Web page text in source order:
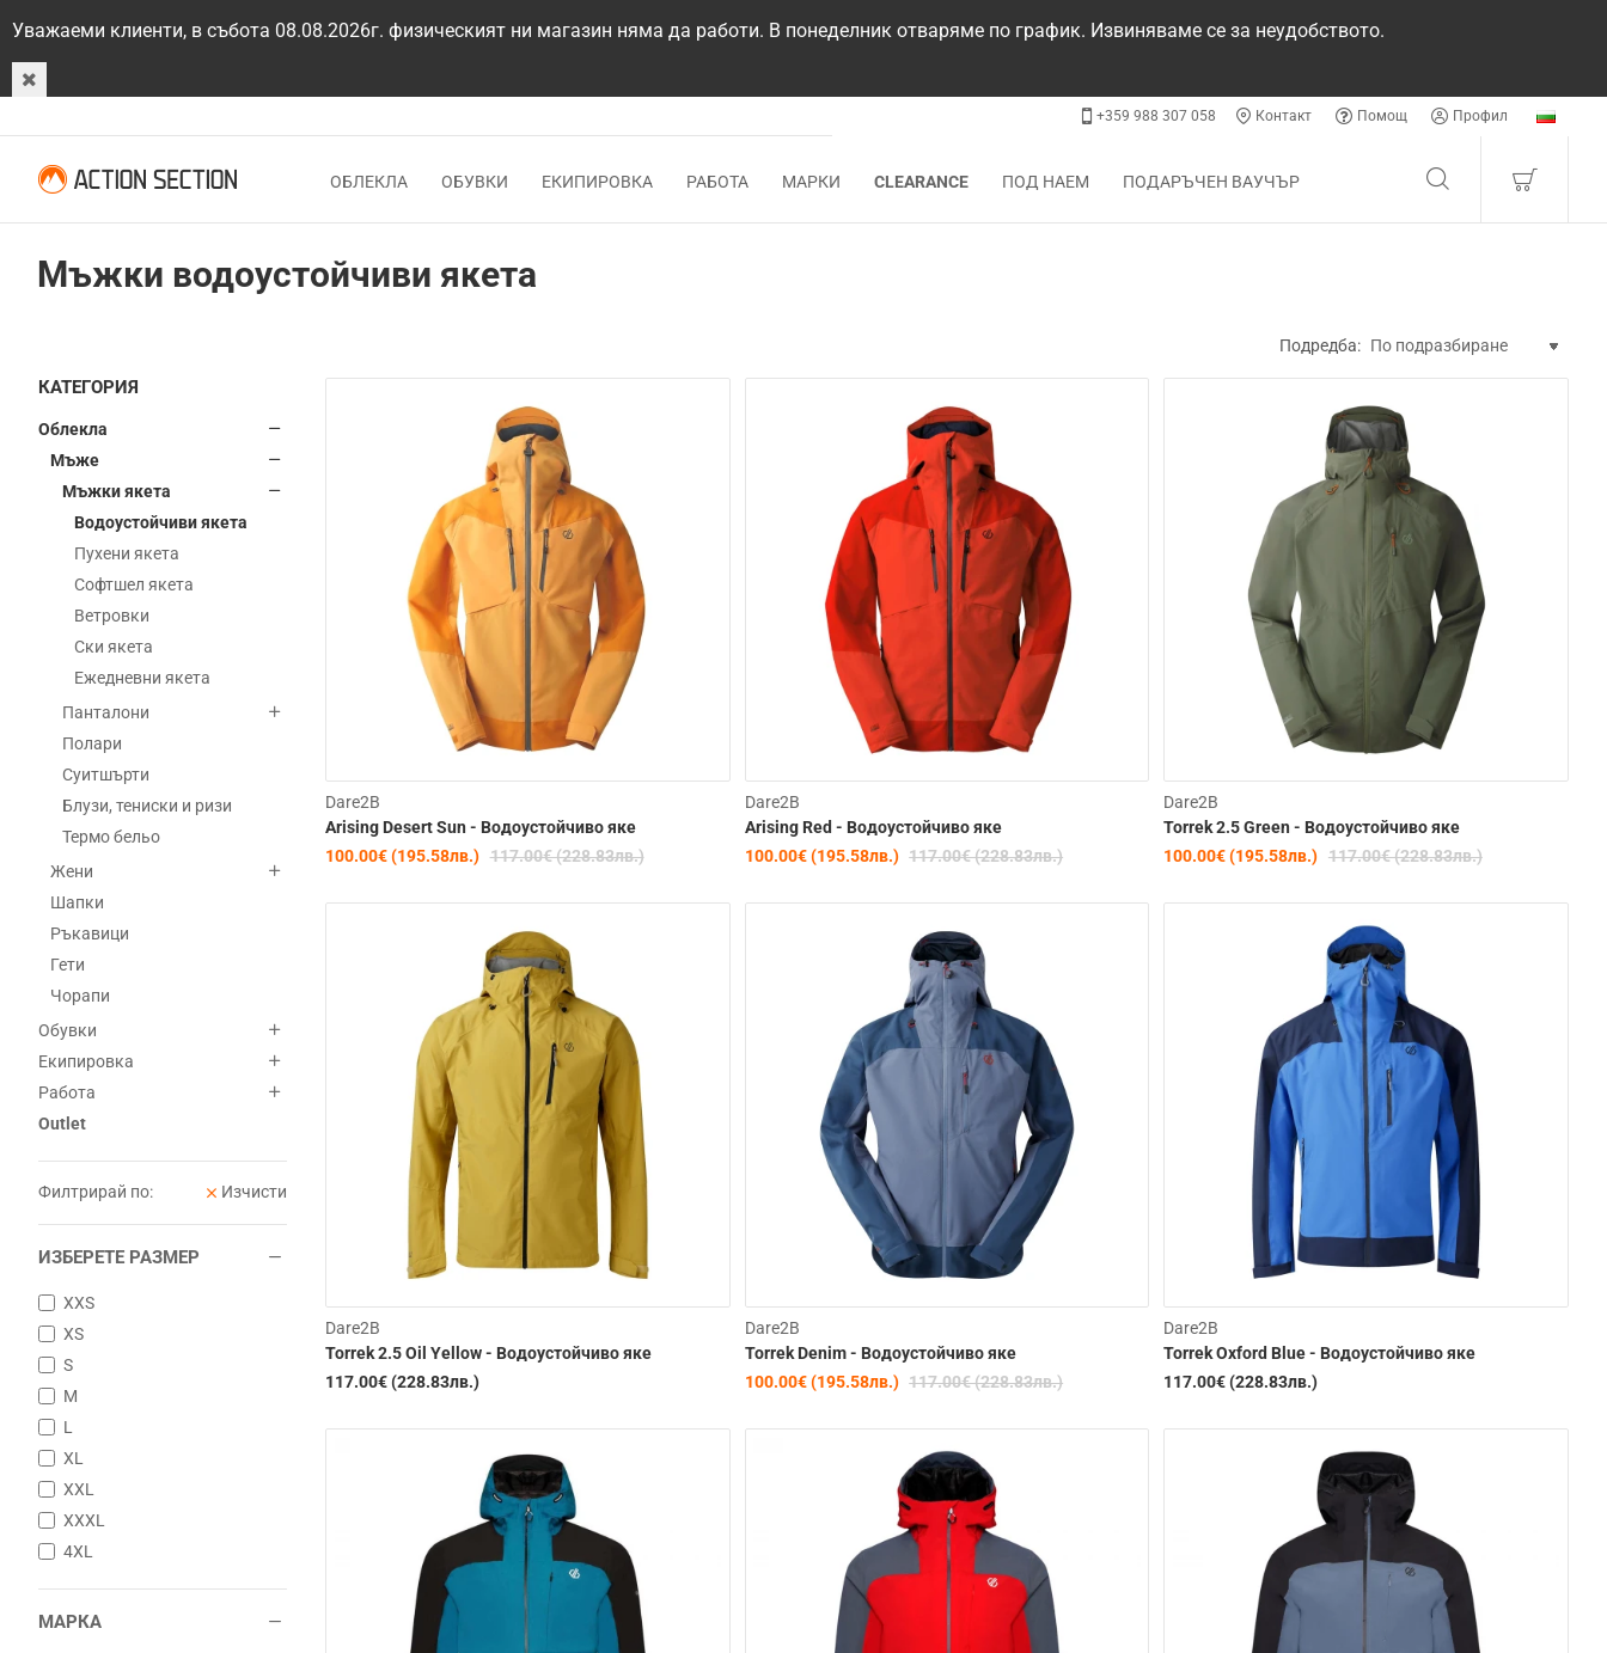
Уважаеми клиенти, в събота 08.08.2026г. физическият ни магазин няма да работи. В понеделник отваряме по график. Извиняваме се за неудобството.
+359 988 307 058 Контакт Помощ Профил
ОБЛЕКЛА ОБУВКИ ЕКИПИРОВКА РАБОТА МАРКИ CLEARANCE ПОД НАЕМ ПОДАРЪЧЕН ВАУЧЪР
Мъжки водоустойчиви якета
КАТЕГОРИЯ
Облекла
Мъже
Мъжки якета
Водоустойчиви якета
Пухени якета
Софтшел якета
Ветровки
Ски якета
Ежедневни якета
Панталони
Полари
Суитшърти
Блузи, тениски и ризи
Термо бельо
Жени
Шапки
Ръкавици
Гети
Чорапи
Обувки
Екипировка
Работа
Outlet
Филтрирай по: Изчисти
ИЗБЕРЕТЕ РАЗМЕР
XXS
XS
S
M
L
XL
XXL
XXXL
4XL
МАРКА
Подредба:
Dare2B
Arising Desert Sun - Водоустойчиво якe
100.00€ (195.58лв.) 117.00€ (228.83лв.)
Dare2B
Arising Red - Водоустойчиво якe
100.00€ (195.58лв.) 117.00€ (228.83лв.)
Dare2B
Torrek 2.5 Green - Водоустойчиво яке
100.00€ (195.58лв.) 117.00€ (228.83лв.)
Dare2B
Torrek 2.5 Oil Yellow - Водоустойчиво яке
117.00€ (228.83лв.)
Dare2B
Torrek Denim - Водоустойчиво яке
100.00€ (195.58лв.) 117.00€ (228.83лв.)
Dare2B
Torrek Oxford Blue - Водоустойчиво яке
117.00€ (228.83лв.)